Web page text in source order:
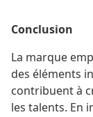
Conclusion
La marque
des éléments
contribuent à
les talents. En